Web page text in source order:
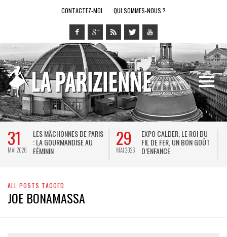
CONTACTEZ-MOI QUI SOMMES-NOUS ?
31
MAI 2026
LES MÂCHONNES DE PARIS
: LA GOURMANDISE AU
FÉMININ
29
MAI 2026
EXPO CALDER, LE ROI DU
FIL DE FER, UN BON GOÛT
D’ENFANCE
ALL POSTS TAGGED
JOE BONAMASSA